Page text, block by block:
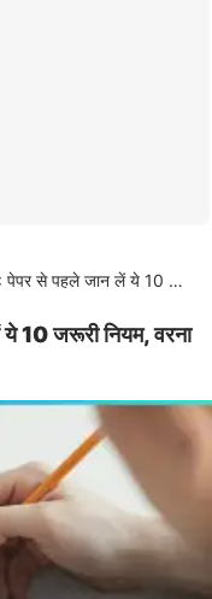
NEET UG 2024: पेपर से पहले जान लें ये 10 जरूरी नियम, वरना होंगे परेशान !
जरूरी नियम, वरना